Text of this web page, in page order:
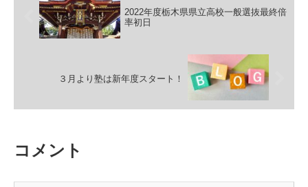
2022年度栃木県県立高校一般選抜最終倍
率初日
３月より塾は新年度スタート！
コメント